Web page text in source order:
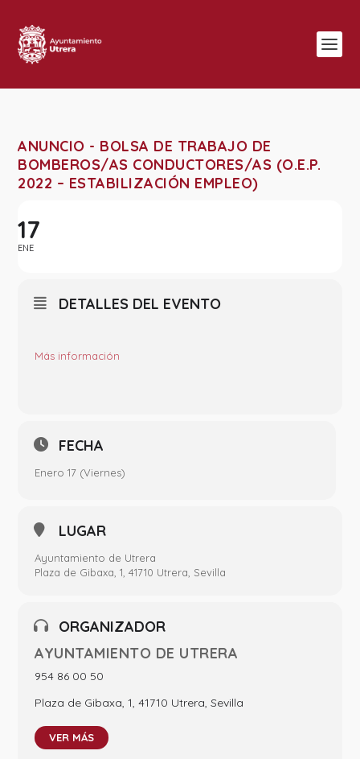
ANUNCIO - BOLSA DE TRABAJO DE
BOMBEROS/AS CONDUCTORES/AS (O.E.P.
2022 – ESTABILIZACIÓN EMPLEO)
17
ENE
DETALLES DEL EVENTO
Más información
FECHA
Enero 17 (Viernes)
LUGAR
Ayuntamiento de Utrera
Plaza de Gibaxa, 1, 41710 Utrera, Sevilla
ORGANIZADOR
AYUNTAMIENTO DE UTRERA
954 86 00 50
Plaza de Gibaxa, 1, 41710 Utrera, Sevilla
VER MÁS